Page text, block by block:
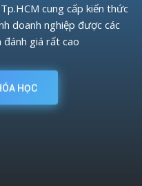
cung cấp kiến thức
doanh nghiệp được các
đánh giá rất cao
HỌC